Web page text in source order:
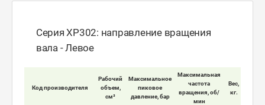
Серия XP302: направление вращения
вала - Левое
Код производителя
Рабочий
объем,
см³
Максимальное
пиковое
давление, бар
Максимальная
частота
вращения, об/
мин
Вес,
кг.